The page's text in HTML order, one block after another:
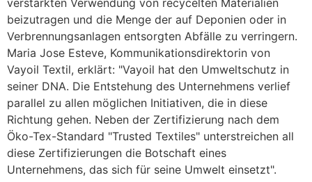
verstärkten Verwendung von recycelten Materialien
beizutragen und die Menge der auf Deponien oder in
Verbrennungsanlagen entsorgten Abfälle zu verringern.
Maria Jose Esteve, Kommunikationsdirektorin von
Vayoil Textil, erklärt: "Vayoil hat den Umweltschutz in
seiner DNA. Die Entstehung des Unternehmens verlief
parallel zu allen möglichen Initiativen, die in diese
Richtung gehen. Neben der Zertifizierung nach dem
Öko-Tex-Standard "Trusted Textiles" unterstreichen all
diese Zertifizierungen die Botschaft eines
Unternehmens, das sich für seine Umwelt einsetzt".